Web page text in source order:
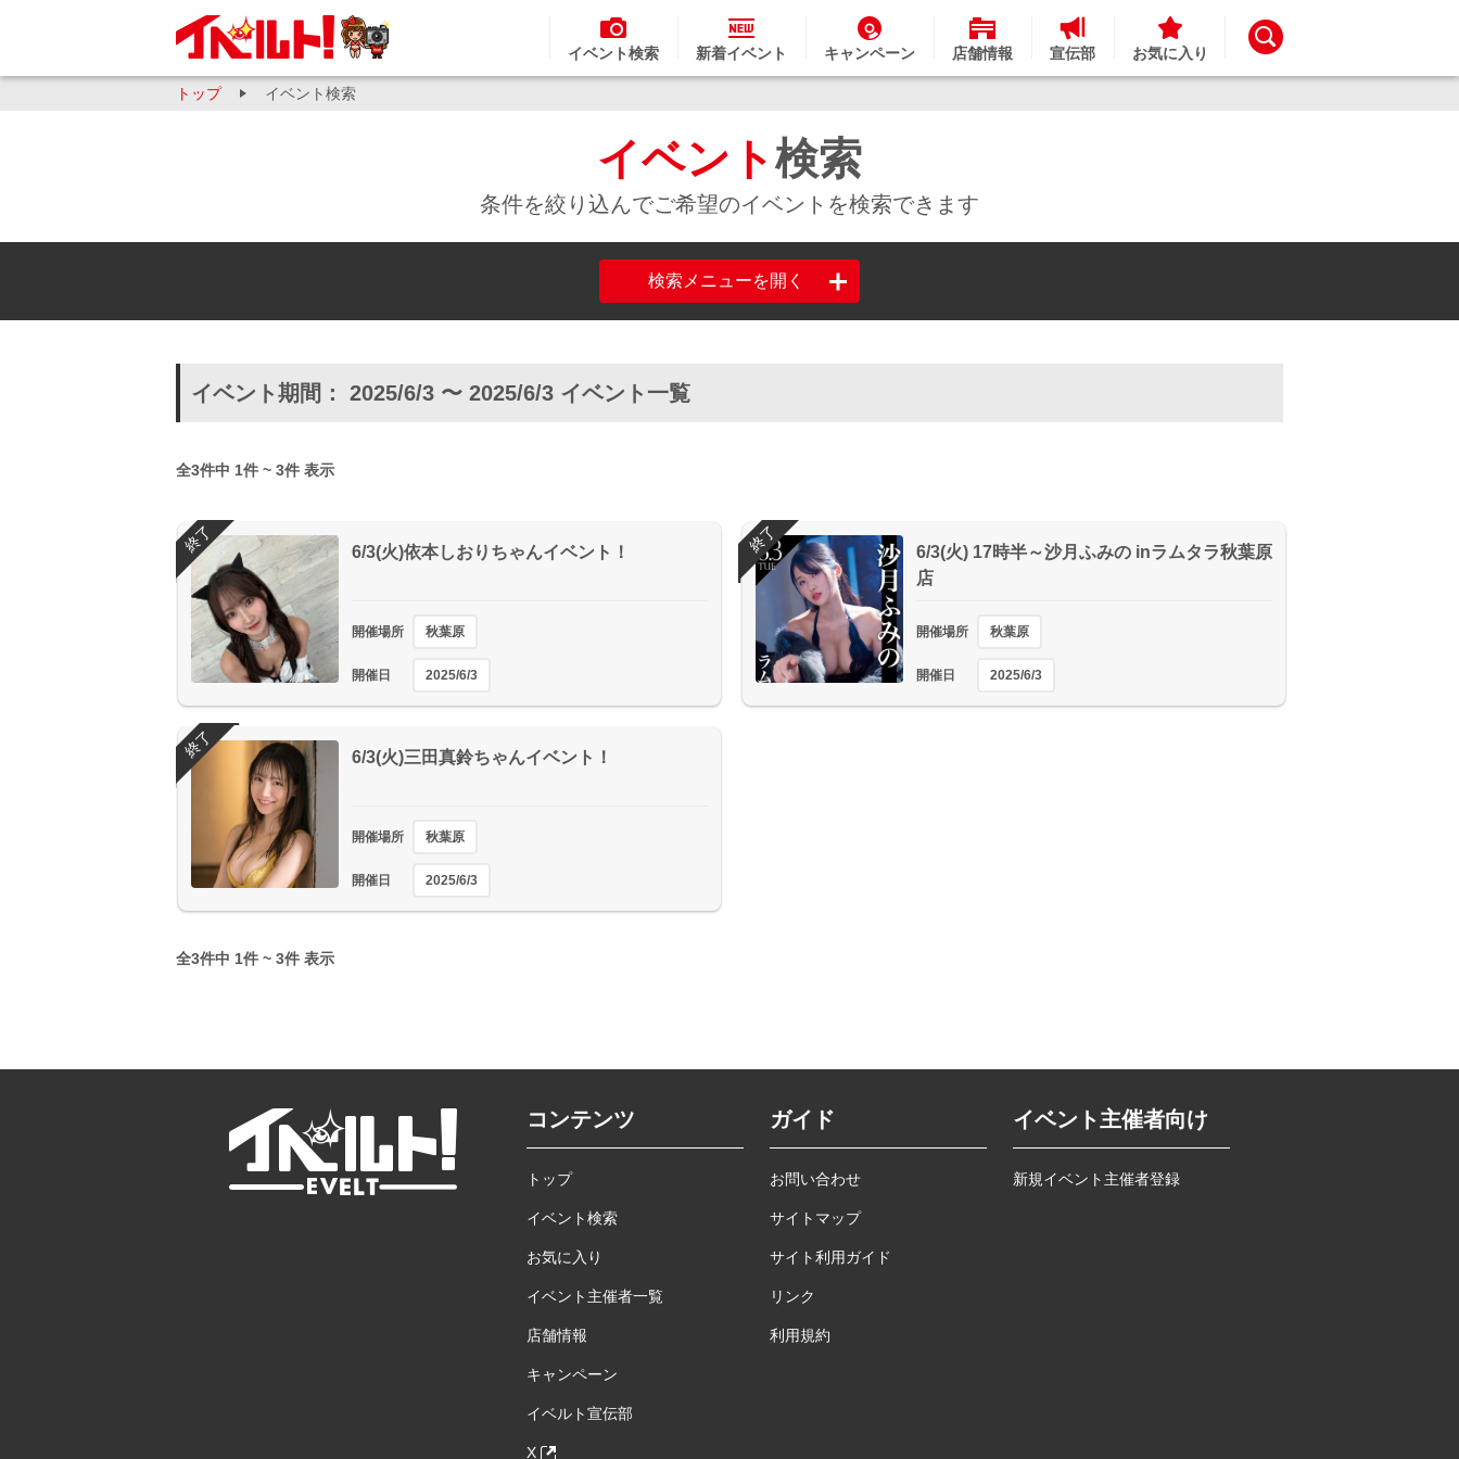
イベント検索 新着イベント キャンペーン 店舗情報 宣伝部 お気に入り
トップ イベント検索
イベント検索
条件を絞り込んでご希望のイベントを検索できます
検索メニューを開く
イベント期間： 2025/6/3 〜 2025/6/3 イベント一覧
全3件中 1件 ~ 3件 表示
6/3(火)依本しおりちゃんイベント！
開催場所 秋葉原
開催日 2025/6/3
終了
6/3(火) 17時半～沙月ふみの inラムタラ秋葉原
店
開催場所 秋葉原
開催日 2025/6/3
終了
6/3(火)三田真鈴ちゃんイベント！
開催場所 秋葉原
開催日 2025/6/3
終了
全3件中 1件 ~ 3件 表示
コンテンツ
トップ
イベント検索
お気に入り
イベント主催者一覧
店舗情報
キャンペーン
イベルト宣伝部
X
ガイド
お問い合わせ
サイトマップ
サイト利用ガイド
リンク
利用規約
イベント主催者向け
新規イベント主催者登録